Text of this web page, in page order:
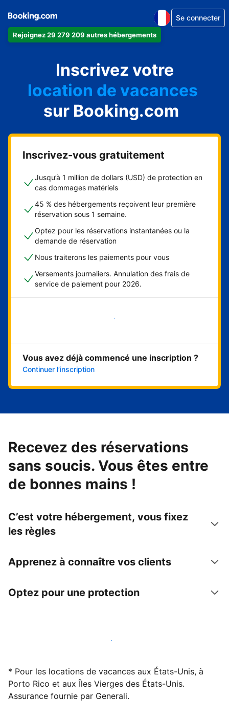
Rejoignez 29 279 209 autres hébergements
Se connecter
Inscrivez votre
appartement
hôtel
location de vacances
auberge de jeunesse
chambre d'hôtes
sur Booking.com
Inscrivez-vous gratuitement
Jusqu’à 1 million de dollars (USD) de protection en
cas dommages matériels
45 % des hébergements reçoivent leur première
réservation sous 1 semaine.
Optez pour les réservations instantanées ou la
demande de réservation
Nous traiterons les paiements pour vous
Versements journaliers. Annulation des frais de
service de paiement pour 2026.
Démarrer maintenant
Vous avez déjà commencé une inscription ?
Continuer l’inscription
Recevez des réservations
sans soucis. Vous êtes entre
de bonnes mains !
C’est votre hébergement, vous fixez
les règles
Apprenez à connaître vos clients
Optez pour une protection
Accueillez des clients avec nous dès maintenant
* Pour les locations de vacances aux États-Unis, à
Porto Rico et aux Îles Vierges des États-Unis.
Assurance fournie par Generali.